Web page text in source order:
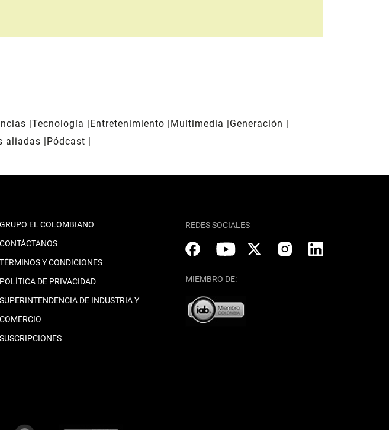
Tecnología Entretenimiento Multimedia
Generación
aliadas
Pódcast
GRUPO EL COLOMBIANO
CONTÁCTANOS
TÉRMINOS Y CONDICIONES
POLÍTICA DE PRIVACIDAD
SUPERINTENDENCIA DE INDUSTRIA Y
COMERCIO
SUSCRIPCIONES
REDES SOCIALES
MIEMBRO DE: